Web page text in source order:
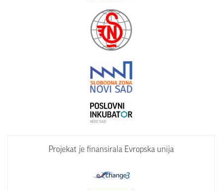
Projekat je finansirala Evropska unija